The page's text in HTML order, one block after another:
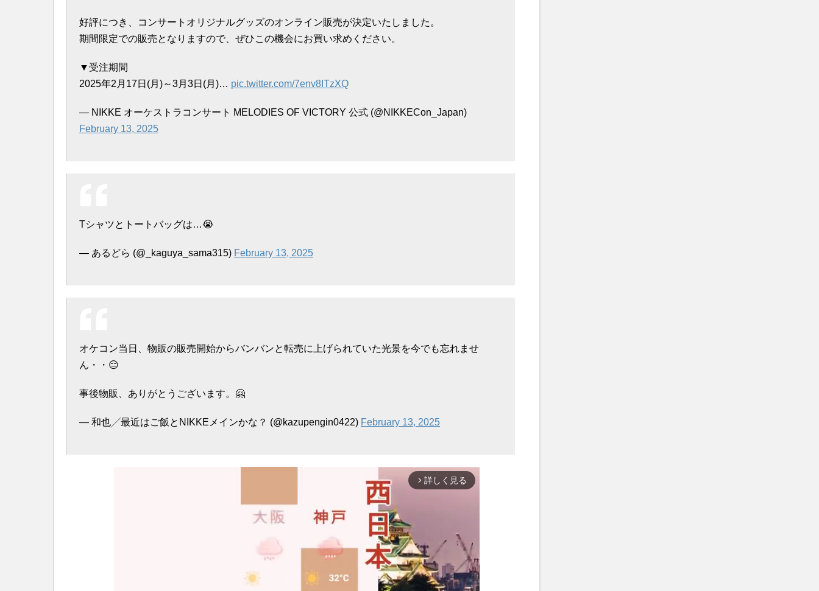
好評につき、コンサートオリジナルグッズのオンライン販売が決定いたしました。
期間限定での販売となりますので、ぜひこの機会にお買い求めください。
▼受注期間
2025年2月17日(月)～3月3日(月)… pic.twitter.com/7env8ITzXQ
— NIKKE オーケストラコンサート MELODIES OF VICTORY 公式 (@NIKKECon_Japan)
February 13, 2025
Tシャツとトートバッグは…😭
— あるどら (@_kaguya_sama315) February 13, 2025
オケコン当日、物販の販売開始からバンバンと転売に上げられていた光景を今でも忘れませ
ん・・😑
事後物販、ありがとうございます。🤗
— 和也╱最近はご飯とNIKKEメインかな？ (@kazupengin0422) February 13, 2025
arrow_forward_ios 詳しく見る